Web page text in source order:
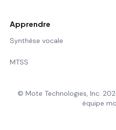
Apprendre
Synthèse vocale
MTSS
© Mote Technologies, Inc.
équipe